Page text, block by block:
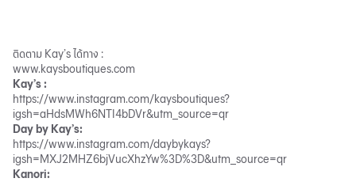
ติดตาม Kay’s ได้ทาง :
www.kaysboutiques.com
Kay’s :
https://www.instagram.com/kaysboutiques?
igsh=aHdsMWh6NTI4bDVr&utm_source=qr
Day by Kay’s:
https://www.instagram.com/daybykays?
igsh=MXJ2MHZ6bjVucXhzYw%3D%3D&utm_source=qr
Kanori: